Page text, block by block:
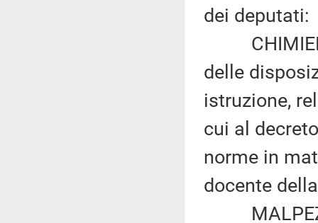
dei deputati:
delle
istruzione,
cui al
norme in
docente